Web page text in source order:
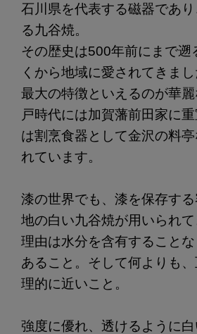
石川県を代表する磁器であ
る九谷焼。
その歴史は500年前にまで遡
くから地域に愛されてきまし
最大の特徴といえるのが華
戸時代には加賀藩前田家に
は割烹食器として金沢の料
れています。
漆の世界でも、漆を保存す
地の白い九谷焼が用いられ
理由は水分を含有すること
あること。そして何よりも
理的に近いこと。
強度に優れ、透けるように